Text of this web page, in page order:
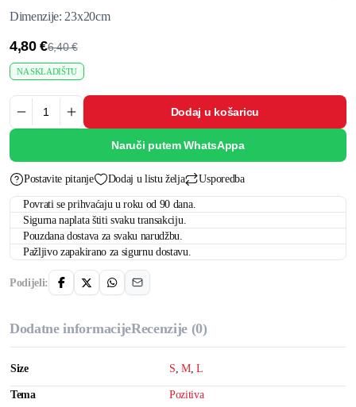
Dimenzije: 23x20cm
6,40€
4,80€
NA SKLADIŠTU
Dodaj u košaricu
Naruči putem WhatsAppa
Postavite pitanje Dodaj u listu želja Usporedba
Povrati se prihvaćaju u roku od 90 dana.
Sigurna naplata štiti svaku transakciju.
Pouzdana dostava za svaku narudžbu.
Pažljivo zapakirano za sigurnu dostavu.
Podijeli:
Dodatne informacijeRecenzije (0)
Size S,M,L
Tema Pozitiva